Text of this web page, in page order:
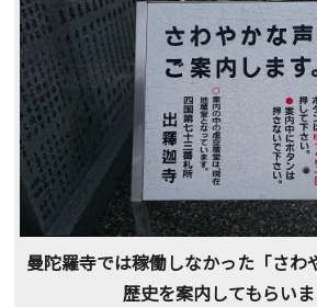
曼陀羅寺では稼働しなかった「さわ
歴史を案内してもらいま